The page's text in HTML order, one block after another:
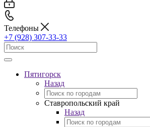
Телефоны
+7 (928) 307-33-33
Пятигорск
Назад
Ставропольский край
Назад